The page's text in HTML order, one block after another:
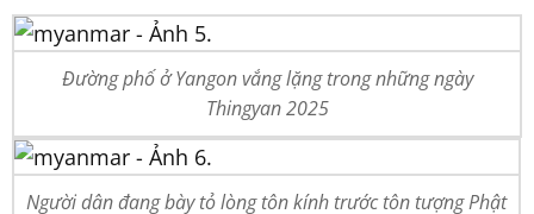
Đường phố ở Yangon vắng lặng trong những ngày
Thingyan 2025
Người dân đang bày tỏ lòng tôn kính trước tôn tượng Phật